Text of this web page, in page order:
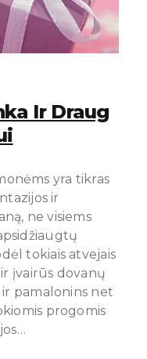
Ir Draug
yra tikras
ir
ne visiems
tokiais atvejais
įvairūs dovanų
pamalonins net
progomis